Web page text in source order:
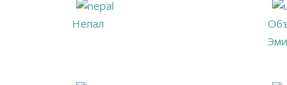
Непал